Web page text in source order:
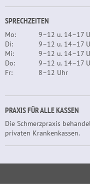
SPRECHZEITEN
Mo:
9–12 u. 14–17
Di:
9–12 u. 14–17
Mi:
9–12 u. 14–17
Do:
9–12 u. 14–17
Fr:
8–12 Uhr
PRAXIS FÜR ALLE KASSEN
Die Schmerzpraxis
privaten Krankenkassen.